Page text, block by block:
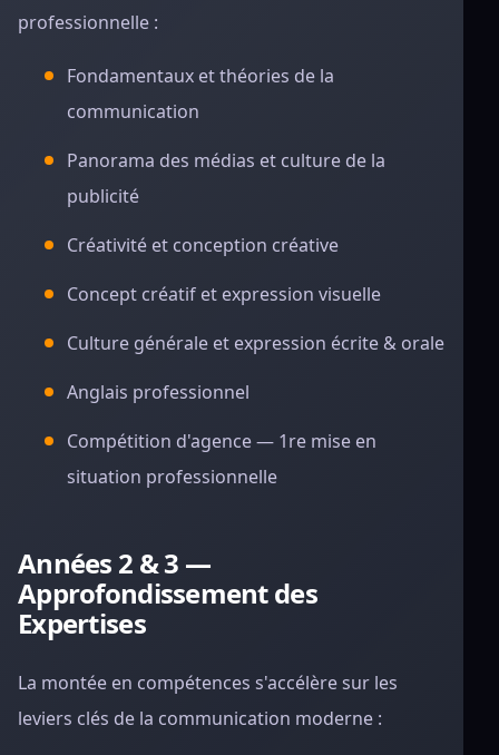
professionnelle :
Fondamentaux et théories de la
communication
Panorama des médias et culture de la
publicité
Créativité et conception créative
Concept créatif et expression visuelle
Culture générale et expression écrite & orale
Anglais professionnel
Compétition d'agence — 1re mise en
situation professionnelle
Années 2 & 3 —
Approfondissement des
Expertises
La montée en compétences s'accélère sur les
leviers clés de la communication moderne :